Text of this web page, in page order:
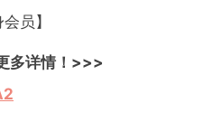
员】
多详情！>>>